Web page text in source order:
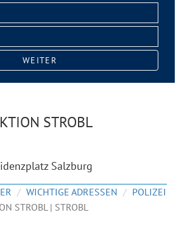
WEITER
STROBL
Salzburg
WICHTIGE ADRESSEN
POLIZEI
STROBL | STROBL